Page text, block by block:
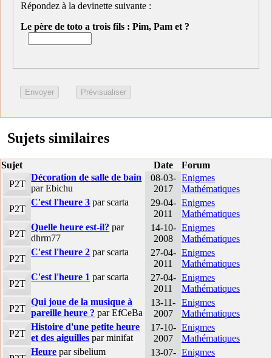
Répondez à la devinette suivante :
Le père de toto a trois fils : Pim, Pam et ?
Sujets similaires
Sujet Date
Forum
P2T
Décoration de salle de bain
par Ebichu
08-03-
2017
Enigmes
Mathématiques
P2T
C'est l'heure 3 par scarta
29-04-
2011
Enigmes
Mathématiques
P2T
Quelle heure est-il? par
dhrm77
14-10-
2008
Enigmes
Mathématiques
P2T
C'est l'heure 2 par scarta
27-04-
2011
Enigmes
Mathématiques
P2T
C'est l'heure 1 par scarta
27-04-
2011
Enigmes
Mathématiques
P2T
Qui joue de la musique à
pareille heure ? par EfCeBa
13-11-
2007
Enigmes
Mathématiques
P2T
Histoire d'une petite heure
et des aiguilles par minifat
17-10-
2007
Enigmes
Mathématiques
Heure par sibelium
13-07- Enigmes